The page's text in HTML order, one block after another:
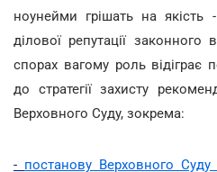
ноунейми грішать на
ділової репутації законного
спорах вагому роль відіграє
до стратегії захисту
Верховного Суду, зокрема:
- постанову Верховного